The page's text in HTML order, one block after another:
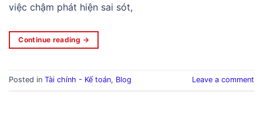
việc chậm phát hiện sai sót,
Continue reading →
Posted in Tài chính - Kế toán, Blog Leave a comment